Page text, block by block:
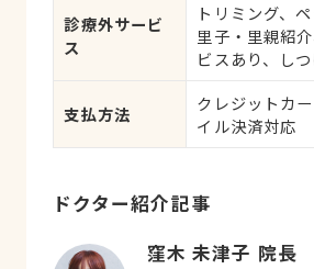
生殖器系疾患
アレルギー、
患、けが・そ
診療外サービ
ス
トリミング、
里子・里親紹
ビスあり、し
支払方法
クレジットカ
イル決済対応
ドクター紹介記事
窪木 未津子 院長